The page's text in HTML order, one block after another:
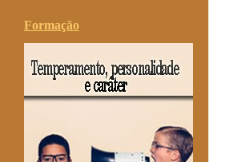
Formação